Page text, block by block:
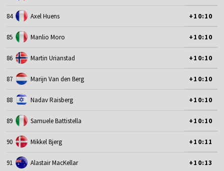
84 Axel Huens +10:10
85 Manlio Moro +10:10
86 Martin Urianstad +10:10
87 Marijn Van den Berg +10:10
88 Nadav Raisberg +10:10
89 Samuele Battistella +10:10
90 Mikkel Bjerg +10:11
91 Alastair MacKellar +10:13